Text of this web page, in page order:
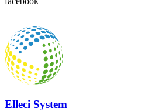
Elleci System